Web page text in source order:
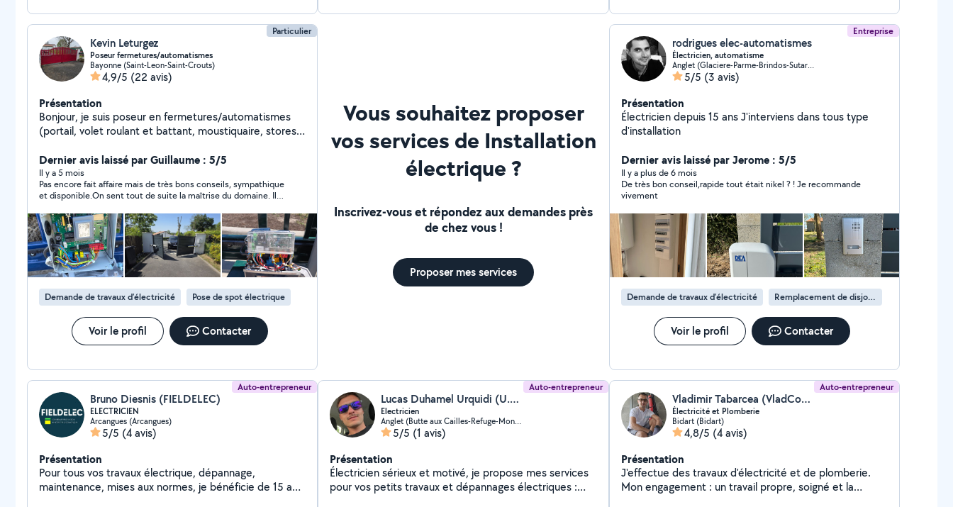
Particulier
Kevin Leturgez
Poseur fermetures/automatismes
Bayonne (Saint-Leon-Saint-Crouts)
4,9/5 (22 avis)
Présentation
Bonjour, je suis poseur en fermetures/automatismes
(portail, volet roulant et battant, moustiquaire, stores
motorisation de tout type d'équipement), je dépanne
également vos équipements motorisé et non motorisé
Travail soigné, rigueur, ponctualité, réactivité Je repond
également a vos demandes en électricité Possibilité de
vous conseiller dans le choix des fournitures N'hésitez
pas a me contacter pour étudier et réaliser vos projets
Dernier avis laissé par Guillaume : 5/5
Il y a 5 mois
Pas encore fait affaire mais de très bons conseils, sympathique
et disponible.On sent tout de suite la maîtrise du domaine. Il
dimanche. Je recommande fortement
Demande de travaux d’électricité Pose de spot électrique
Voir le profil Contacter
Vous souhaitez proposer
vos services de Installation
électrique ?
Inscrivez-vous et répondez aux demandes près
de chez vous !
Proposer mes services
Entreprise
rodrigues elec-automatismes
Électricien, automatisme
Anglet (Glaciere-Parme-Brindos-Sutar-Aritxague)
5/5 (3 avis)
Présentation
Électricien depuis 15 ans J'interviens dans tous type
d'installation
Dernier avis laissé par Jerome : 5/5
Il y a plus de 6 mois
De très bon conseil,rapide tout était nikel ? ! Je recommande
vivement
Demande de travaux d’électricité Remplacement de disjoncteur
Voir le profil Contacter
Auto-entrepreneur
Bruno Diesnis (FIELDELEC)
ELECTRICIEN
Arcangues (Arcangues)
5/5 (4 avis)
Présentation
Pour tous vos travaux électrique, dépannage,
maintenance, mises aux normes, je bénéficie de 15 ans
Auto-entrepreneur
Lucas Duhamel Urquidi (U.D'ELEC64)
Electricien
Anglet (Butte aux Cailles-Refuge-Montbrun)
5/5 (1 avis)
Présentation
Électricien sérieux et motivé, je propose mes services
pour vos petits travaux et dépannages électriques :
Auto-entrepreneur
Vladimir Tabarcea (VladConcept)
Électricité et Plomberie
Bidart (Bidart)
4,8/5 (4 avis)
Présentation
J'effectue des travaux d'électricité et de plomberie.
Mon engagement : un travail propre, soigné et la